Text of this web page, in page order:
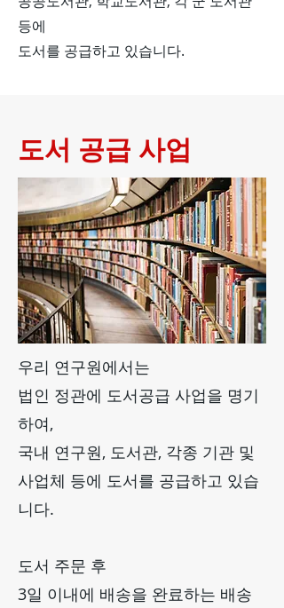
등에
​도서를 공급하고 있습니다.
​도서 공급 사업
우리 연구원에서는
법인 정관에 도서공급 사업을 명기
하여,
국내 연구원, 도서관, 각종 기관 및
사업체 등에 도서를 공급하고 있습
니다.
도서 주문 후
3일 이내에 배송을 완료하는 배송